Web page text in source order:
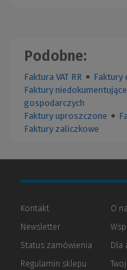
Podobne:
Faktura VAT RR ● Faktury
Faktury
gospodarczych
Faktury uproszczone ●
Faktury zaliczkowe
Kontakt
Newsletter
Status zamówienia
Regulamin sklepu
O
Dla